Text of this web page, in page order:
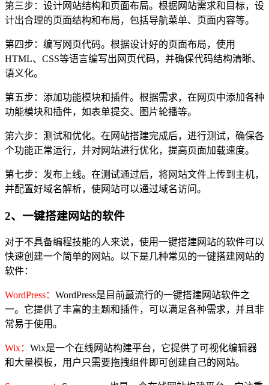
第三步：设计网站结构和页面布局。根据网站需求和目标，设
计出合理的页面结构和布局，包括导航菜单、页面内容等。
第四步：编写网页代码。根据设计好的页面布局，使用
HTML、CSS等语言编写出网页代码，并确保代码结构清晰、
语义化。
第五步：添加功能模块和插件。根据需求，在网页中添加各种
功能模块和插件，如表单提交、图片轮播等。
第六步：测试和优化。在网站搭建完成后，进行测试，确保各
个功能正常运行，并对网站进行优化，提高页面加载速度。
第七步：发布上线。在测试通过后，将网站文件上传到主机，
并配置好域名解析，使网站可以通过域名访问。
2、一键搭建网站的软件
对于不具备编程技能的人来说，使用一键搭建网站的软件可以
快速创建一个简单的网站。以下是几种常见的一键搭建网站的
软件：
WordPress： WordPress是目前蕞流行的一键搭建网站软件之
一。它提供了丰富的主题和插件，可以满足各种需求，并且非
常易于使用。
Wix： Wix是一个在线网站构建平台，它提供了可视化编辑器
和大量模板，用户只需要拖拽组件即可创建自己的网站。